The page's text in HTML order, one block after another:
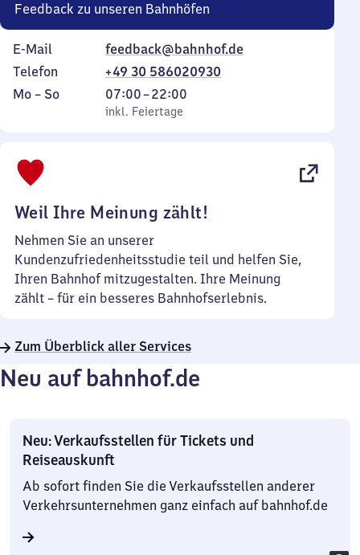
Feedback zu unseren Bahnhöfen
E-Mail
feedback@bahnhof.de
Telefon
+49 30 586020930
Montag
Mo – So,
inkl. Feiertage
07:00–22:00
Von
7
inkl. Feiertage
Weil Ihre Meinung zählt!
Nehmen Sie an unserer
Kundenzufriedenheitsstudie teil und helfen Sie,
Ihren Bahnhof mitzugestalten. Ihre Meinung
zählt – für ein besseres Bahnhofserlebnis.
Zum Überblick aller Services
Neu auf bahnhof.de
Neu: Verkaufsstellen für Tickets und
Reiseauskunft
Ab sofort finden Sie die Verkaufsstellen anderer
Verkehrsunternehmen ganz einfach auf bahnhof.de